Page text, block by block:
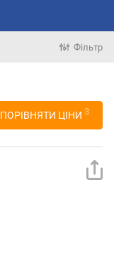
Фільтр
ПОРІВНЯТИ ЦІНИ 3